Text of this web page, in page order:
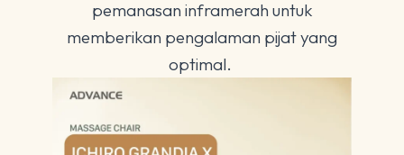
pemanasan inframerah untuk
memberikan pengalaman pijat yang
optimal.